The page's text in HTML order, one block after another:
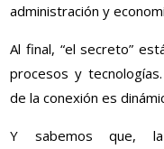
administración y
Al final, “el secreto”
procesos y
de la conexión es
Y sabemos que,